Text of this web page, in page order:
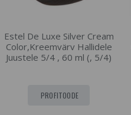
Estel De Luxe Silver Cream
Color,Kreemvärv Hallidele
Juustele 5/4 , 60 ml (, 5/4)
PROFITOODE